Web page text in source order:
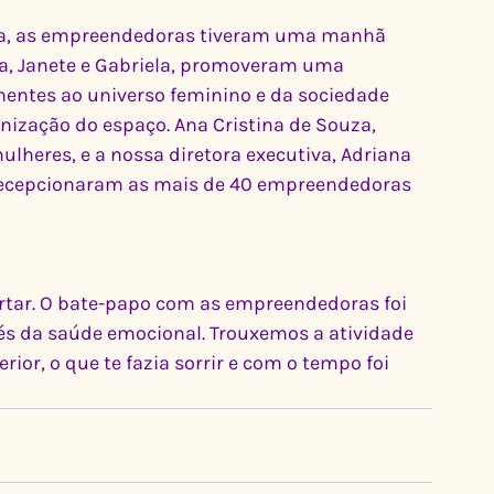
as empreendedoras tiveram uma manhã
Janete e Gabriela, promoveram uma
ao universo feminino e da sociedade
do espaço. Ana Cristina de Souza,
e a nossa diretora executiva, Adriana
as mais de 40 empreendedoras
O bate-papo com as empreendedoras foi
da saúde emocional. Trouxemos a atividade
o que te fazia sorrir e com o tempo foi